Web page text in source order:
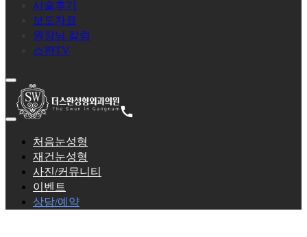
시술후기
보도자료
원장님 칼럼
스완TV
처음눈성형
재건눈성형
사진/커뮤니티
이벤트
상담/예약